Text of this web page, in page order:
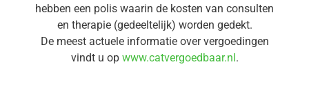
hebben een polis waarin de kosten van consulten
en therapie (gedeeltelijk) worden gedekt.
De meest actuele informatie over vergoedingen
vindt u op www.catvergoedbaar.nl .